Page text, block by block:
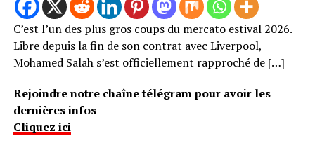
C’est l’un des plus gros coups du mercato estival 2026.
Libre depuis la fin de son contrat avec Liverpool,
Mohamed Salah s’est officiellement rapproché de […]
Rejoindre notre chaîne télégram pour avoir les
dernières infos
Cliquez ici